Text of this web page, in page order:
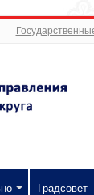
Градсовет